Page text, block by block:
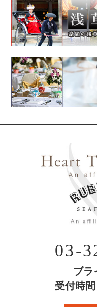
03-
ブラ
受付時